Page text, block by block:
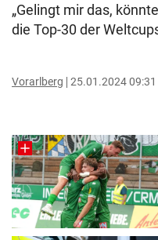
„Gelingt mir das,
die Top-30 der
Vorarlberg 25.01.2024 09:31